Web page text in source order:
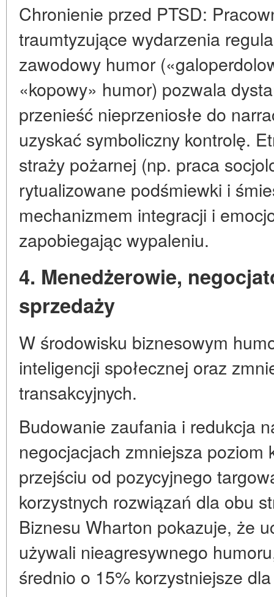
Chronienie przed PTSD:
traumtyzujące wydarzenia
zawodowy humor
«kopowy» humor) pozwala
przenieść nieprzeniosłe do
uzyskać symboliczny kontrolę.
straży pożarnej (np. praca
rytualizowane podśmiewki i
mechanizmem integracji i
zapobiegając wypaleniu.
4. Menedżerowie,
sprzedaży
W środowisku biznesowym
inteligencji społecznej oraz
transakcyjnych.
Budowanie zaufania i redukcja
negocjacjach zmniejsza poziom
przejściu od pozycyjnego
korzystnych rozwiązań dla obu
Biznesu Wharton pokazuje, że
używali nieagresywnego
średnio o 15% korzystniejsze